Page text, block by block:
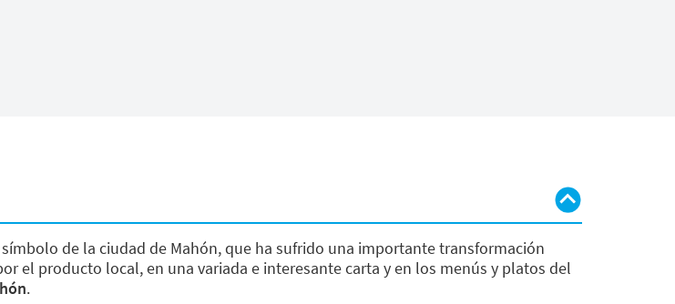
de la ciudad de Mahón, que ha sufrido una importante transformación
el producto local, en una variada e interesante carta y en los menús y platos del
.